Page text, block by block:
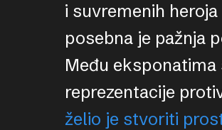
i suvremenih
posebna je pažnja
Među
reprezentacije
želio je stvoriti